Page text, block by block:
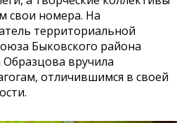
свои номера. На
территориальной
Быковского района
вручила
отличившимся в своей